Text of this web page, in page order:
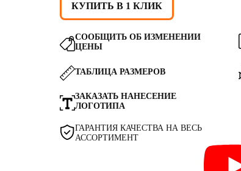
КУПИТЬ В 1 КЛИК
СООБЩИТЬ ОБ ИЗМЕНЕНИИ
ЦЕНЫ
ТАБЛИЦА РАЗМЕРОВ
ЗАКАЗАТЬ НАНЕСЕНИЕ
ЛОГОТИПА
ГАРАНТИЯ КАЧЕСТВА НА ВЕСЬ
АССОРТИМЕНТ